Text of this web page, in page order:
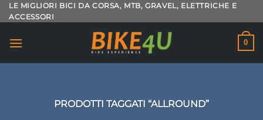
Salta
ai
LE MIGLIORI BICI DA CORSA, MTB, GRAVEL, ELETTRICHE E
ACCESSORI
0
PRODOTTI TAGGATI “ALLROUND”